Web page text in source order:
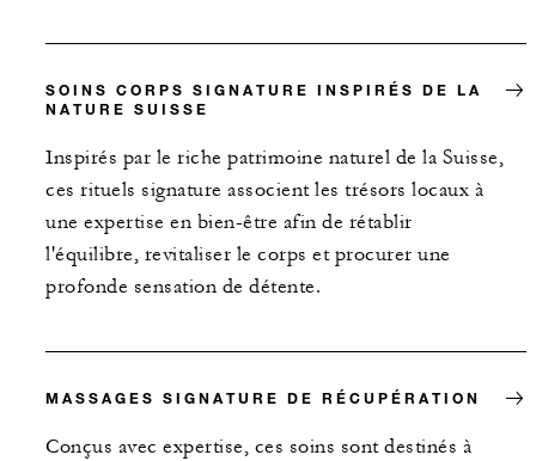
SOINS CORPS SIGNATURE INSPIRÉS DE LA
NATURE SUISSE
Inspirés par le riche patrimoine naturel de la Suisse,
ces rituels signature associent les trésors locaux à
une expertise en bien-être afin de rétablir
l'équilibre, revitaliser le corps et procurer une
profonde sensation de détente.
MASSAGES SIGNATURE DE RÉCUPÉRATION
Conçus avec expertise, ces soins sont destinés à